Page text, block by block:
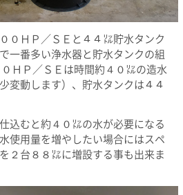
０ＨＰ／ＳＥと４４㍑貯水タンク
一番多い浄水器と貯水タンクの組
ＨＰ／ＳＥは時間約４０㍑の造水
変動します）、貯水タンクは４４
込むと約４０㍑の水が必要になる
使用量を増やしたい場合にはスペ
２台８８㍑に増設する事も出来ま